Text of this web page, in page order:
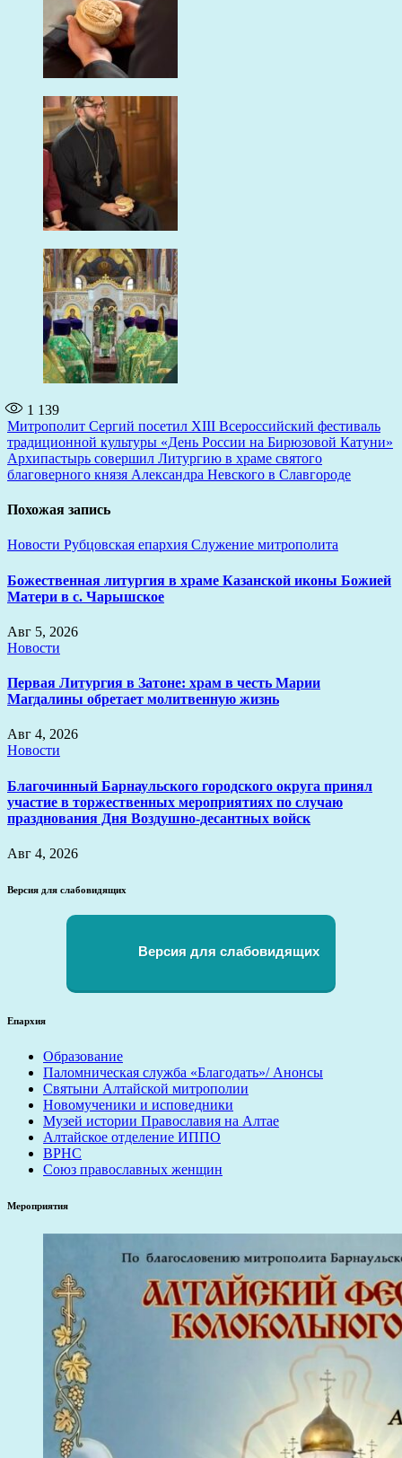
1 139
Навигация
по
записям
Митрополит Сергий посетил XIII Всероссийский фестиваль
традиционной культуры «День России на Бирюзовой Катуни»
Архипастырь совершил Литургию в храме святого
благоверного князя Александра Невского в Славгороде
Похожая запись
Новости Рубцовская епархия Служение митрополита
Божественная литургия в храме Казанской иконы Божией
Матери в с. Чарышское
Авг 5, 2026
Новости
Первая Литургия в Затоне: храм в честь Марии
Магдалины обретает молитвенную жизнь
Авг 4, 2026
Новости
Благочинный Барнаульского городского округа принял
участие в торжественных мероприятиях по случаю
празднования Дня Воздушно-десантных войск
Авг 4, 2026
Версия для слабовидящих
Версия для слабовидящих
Епархия
Образование
Паломническая служба «Благодать»/ Анонсы
Святыни Алтайской митрополии
Новомученики и исповедники
Музей истории Православия на Алтае
Алтайское отделение ИППО
ВРНС
Союз православных женщин
Мероприятия